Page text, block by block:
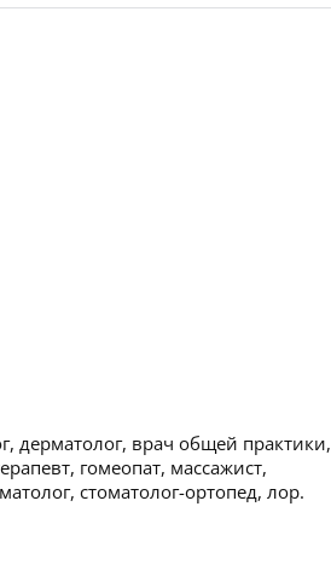
дерматолог, врач общей практики,
гомеопат, массажист,
стоматолог-ортопед, лор.